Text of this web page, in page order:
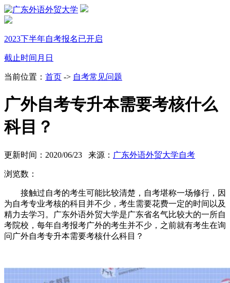
2023下半年自考报名已开启
截止时间 月 日
当前位置： 首页 -> 自考常见问题
广外自考专升本需要考核什么
科目？
更新时间：2020/06/23 来源： 广东外语外贸大学自考
浏览数：
接触过自考的考生可能比较清楚，自考堪称一场修行，因
为自考专业考核的科目并不少，考生需要花费一定的时间以及
精力去学习。广东外语外贸大学是广东省名气比较大的一所自
考院校，每年自考报考广外的考生并不少，之前就有考生在询
问广外自考专升本需要考核什么科目？